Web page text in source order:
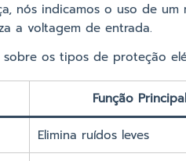
nós indicamos o uso de
a voltagem de entrada.
os tipos de proteção
Função Principal
Elimina ruídos leves